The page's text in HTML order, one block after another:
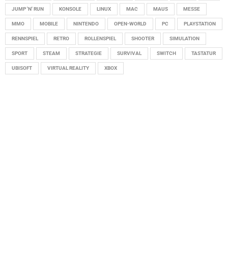
JUMP 'N' RUN KONSOLE LINUX MAC MAUS MESSE
MMO MOBILE NINTENDO OPEN-WORLD PC PLAYSTATION
RENNSPIEL RETRO ROLLENSPIEL SHOOTER SIMULATION
SPORT STEAM STRATEGIE SURVIVAL SWITCH TASTATUR
UBISOFT VIRTUAL REALITY XBOX